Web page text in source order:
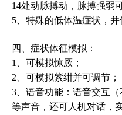
14处动脉搏动，脉搏强弱
5、特殊的低体温症状，并
四、症状体征模拟：
1、可模拟惊厥；
2、可模拟紫绀并可调节；
3、语音功能：语音交互
等声音，还可人机对话，